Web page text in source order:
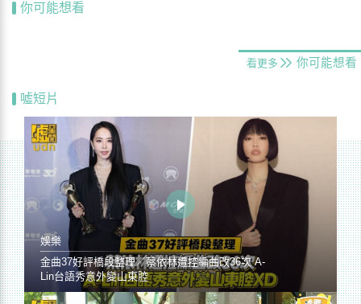
你可能想看
看更多 你可能想看
噓短片
娛樂
金曲37好評橋段整理／蔡依林遭控編曲改36次 A-
Lin台語秀意外變山東腔